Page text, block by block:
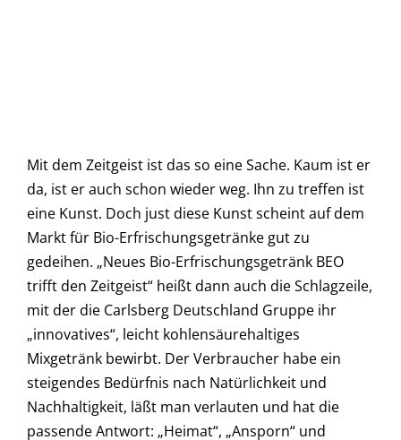
Mit dem Zeitgeist ist das so eine Sache. Kaum ist er
da, ist er auch schon wieder weg. Ihn zu treffen ist
eine Kunst. Doch just diese Kunst scheint auf dem
Markt für Bio-Erfrischungsgetränke gut zu
gedeihen. „Neues Bio-Erfrischungsgetränk BEO
trifft den Zeitgeist“ heißt dann auch die Schlagzeile,
mit der die Carlsberg Deutschland Gruppe ihr
„innovatives“, leicht kohlensäurehaltiges
Mixgetränk bewirbt. Der Verbraucher habe ein
steigendes Bedürfnis nach Natürlichkeit und
Nachhaltigkeit, läßt man verlauten und hat die
passende Antwort: „Heimat“, „Ansporn“ und